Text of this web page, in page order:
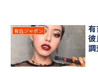
有吉ジャポン